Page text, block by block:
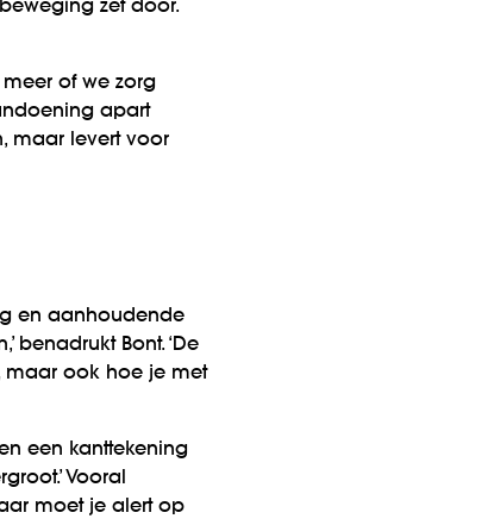
zet door.
of we zorg
apart
maar levert voor
en aanhoudende
benadrukt Bont. ‘De
maar ook hoe je met
een kanttekening
Vooral
moet je alert op